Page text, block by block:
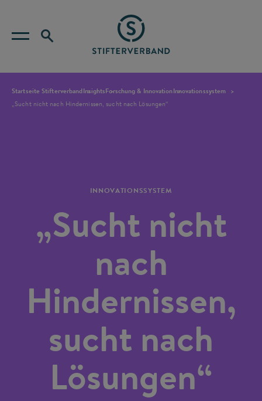
Startseite StifterverbandInsightsForschung & InnovationInnovationssystem
„Sucht nicht nach Hindernissen, sucht nach Lösungen“
INNOVATIONSSYSTEM
„Sucht nicht
nach
Hindernissen,
sucht nach
Lösungen“